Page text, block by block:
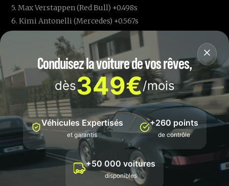
5. Max Verstappen (Red Bull) +0.498s
6. Kimi Antonelli (Mercedes) +0.567s
7. Lance Stroll (Aston Martin) +0.614s
8. George Russell (Mercedes) +0.707s
9. Isack Hadjar (Racing Bulls) +0.708s
10. Liam Lawson (Racing Bulls) +0.808s
11. Alex Albon (Williams) +1.024s
12. Fernando Alonso (Aston Martin) +1.060s
13. Gabriel Bortoleto (Sauber) +1.088s
14. Esteban Ocon (Haas) +1.125s
15. Yuki Tsunoda (Red Bull) +1.164s
16. Carlos Sainz (Williams) +1.343s
17. Nico Hulkenberg (Sauber) +1.349s
18. Pierre Gasly (Alpine) +1.358s
Conduisez la voiture de vos rêves,
dès349€/mois
Véhicules Expertisés
et garantis
+260 points
de contrôle
+50 000 voitures
disponibles